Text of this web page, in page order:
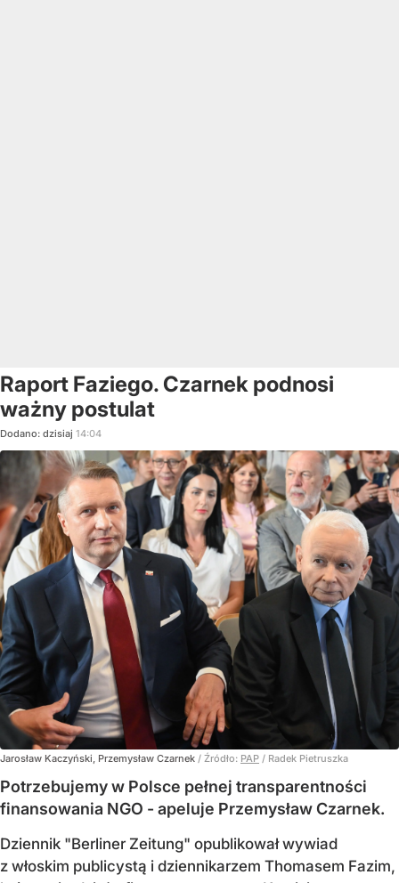
Raport Faziego. Czarnek podnosi
ważny postulat
Dodano: dzisiaj 14:04
Jarosław Kaczyński, Przemysław Czarnek / Źródło: PAP / Radek Pietruszka
Potrzebujemy w Polsce pełnej transparentności
finansowania NGO - apeluje Przemysław Czarnek.
Dziennik "Berliner Zeitung" opublikował wywiad
z włoskim publicystą i dziennikarzem Thomasem Fazim,